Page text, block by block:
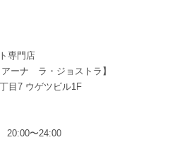
専門店
アーナ ラ・ジョストラ】
目7 ウゲツビル1F
20:00〜24:00